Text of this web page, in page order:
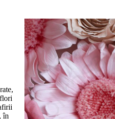
în